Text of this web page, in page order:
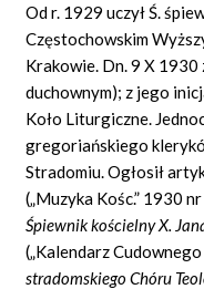
Od r. 1929 uczył Ś.
Częstochowskim
Krakowie. Dn. 9 X 1930
duchownym); z jego
Koło Liturgiczne.
gregoriańskiego
Stradomiu. Ogłosił
(„Muzyka Kośc.” 1930
Śpiewnik kościelny X.
(„Kalendarz
stradomskiego Chóru